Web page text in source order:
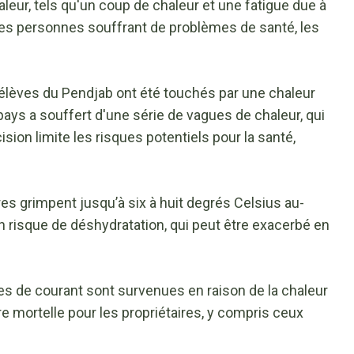
tels qu'un coup de chaleur et une fatigue due à
personnes souffrant de problèmes de santé, les
du Pendjab ont été touchés par une chaleur
a souffert d'une série de vagues de chaleur, qui
limite les risques potentiels pour la santé,
grimpent jusqu’à six à huit degrés Celsius au-
de déshydratation, qui peut être exacerbé en
de courant sont survenues en raison de la chaleur
mortelle pour les propriétaires, y compris ceux